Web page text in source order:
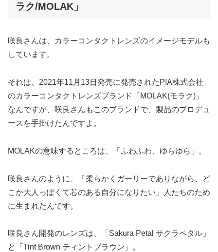
ラク/MOLAK」
咲良さんは、カラーコンタクトレンズのイメージモデルも
しています。
それは、2021年11月13日発売に発売されたPIA株式会社
のカラーコンタクトレンズブランド「MOLAK(モラク)」
なんですが、咲良さんもこのブランドで、製品のプロデュ
ースを手掛けたんですよ。
MOLAKの意味するところは、「ふわふわ、ゆらゆら」。
咲良さんのように、「柔らかくガーリーでありながら、ど
こか大人っぽくて芯のある自分になりたい」人たちのため
に生まれたんです。
咲良さん開発のレンズは、「Sakura Petal サクラペタル」
と「Tint Brown ティントブラウン」。